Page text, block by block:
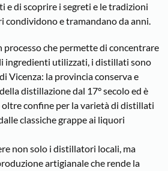
e di scoprire i segreti e le tradizioni
condividono e tramandano da anni.
che permette di concentrare
ingredienti utilizzati, i distillati sono
Vicenza: la provincia conserva e
distillazione dal 17° secolo ed è
confine per la varietà di distillati
classiche grappe ai liquori
non solo i distillatori locali, ma
artigianale che rende la